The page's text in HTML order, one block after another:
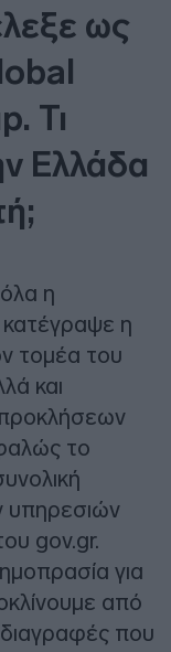
ως
Τι
Ελλάδα
η
η
τομέα του
και
το
υπηρεσιών
gov.gr.
για
από
που